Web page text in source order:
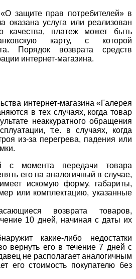
защите прав потребителей» в
оказана услуга или реализован
качества, платеж может быть
карту, с которой
Порядок возврата средств
интернет-магазина.
интернет-магазина «Галерея
в тех случаях, когда товар
неаккуратного обращения
т.е. в случаях, когда
из-за перегрева, падения или
с момента передачи товара
его на аналогичный в случае,
искомую форму, габариты,
или комплектацию, указанные
возврата товаров,
10 дней, начиная с даты их
какие-либо недостатки
вернуть его в течение 7 дней с
не располагает аналогичным
его стоимость покупателю без